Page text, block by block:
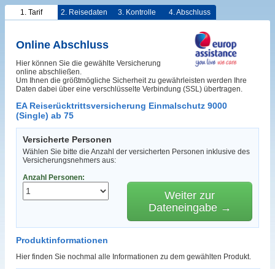
1. Tarif 2. Reisedaten 3. Kontrolle 4. Abschluss
Online Abschluss
Hier können Sie die gewählte Versicherung
online abschließen.
Um Ihnen die größtmögliche Sicherheit zu gewährleisten werden Ihre
Daten dabei über eine verschlüsselte Verbindung (SSL) übertragen.
EA Reiserücktrittsversicherung Einmalschutz 9000
(Single) ab 75
Versicherte Personen
Wählen Sie bitte die Anzahl der versicherten Personen inklusive des
Versicherungsnehmers aus:
Anzahl Personen:
Weiter zur
Dateneingabe →
Produktinformationen
Hier finden Sie nochmal alle Informationen zu dem gewählten Produkt.